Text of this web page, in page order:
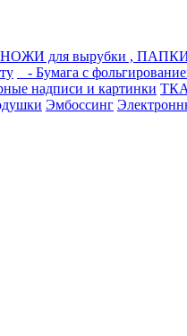
НОЖИ для вырубки , ПАПКИ
- Бумага с
надписи и картинки
Эмбоссинг